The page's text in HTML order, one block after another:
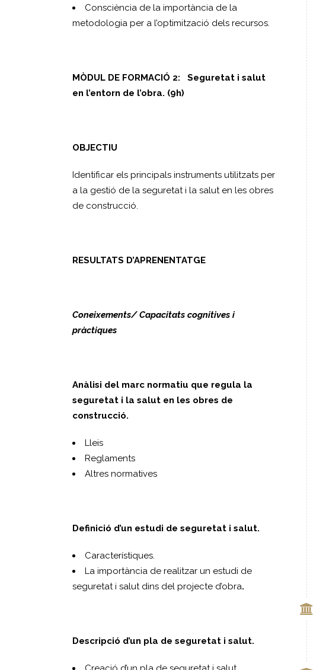
Consciència de la importància de la
metodologia per a l’optimització dels recursos.
MÒDUL DE FORMACIÓ 2: Seguretat i salut
en l’entorn de l’obra. (9h)
OBJECTIU
Identificar els principals instruments utilitzats per
a la gestió de la seguretat i la salut en les obres
de construcció.
RESULTATS D’APRENENTATGE
Coneixements/ Capacitats cognitives i
pràctiques
Anàlisi del marc normatiu que regula la
seguretat i la salut en les obres de
construcció.
Lleis
Reglaments
Altres normatives
Definició d’un estudi de seguretat i salut.
Característiques.
La importància de realitzar un estudi de
seguretat i salut dins del projecte d’obra.
Descripció d’un pla de seguretat i salut.